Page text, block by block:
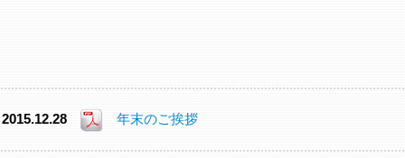
2015.12.28 年末のご挨拶